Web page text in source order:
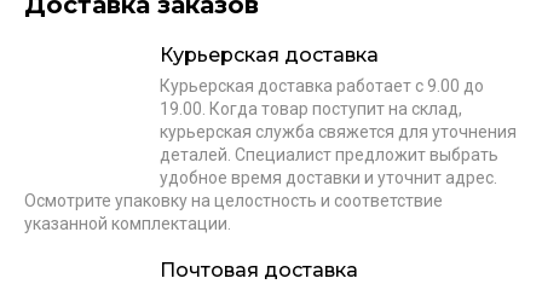
Курьерская доставка
Курьерская доставка работает с 9.00 до
19.00. Когда товар поступит на склад,
курьерская служба свяжется для уточнения
деталей. Специалист предложит выбрать
удобное время доставки и уточнит адрес.
Осмотрите упаковку на целостность и соответствие
указанной комплектации.
Почтовая доставка